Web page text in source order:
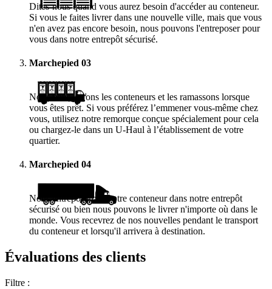
Dites-nous quand vous aurez besoin d'accéder au conteneur.
Si vous le faites livrer dans une nouvelle ville, mais que vous
n'en avez pas encore besoin, nous pouvons l'entreposer pour
vous dans notre entrepôt sécurisé.
Marchepied 03
Nous vous livrons les conteneurs et les ramassons lorsque
vous êtes prêt. Si vous préférez l’emmener vous-même chez
vous, utilisez notre remorque conçue spécialement pour cela
ou chargez-le dans un U-Haul à l’établissement de votre
quartier.
Marchepied 04
Nous entreposerons votre conteneur dans notre entrepôt
sécurisé ou bien nous pouvons le livrer n'importe où dans le
monde. Vous recevrez de nos nouvelles pendant le transport
du conteneur et lorsqu'il arrivera à destination.
Évaluations des clients
Filtre :